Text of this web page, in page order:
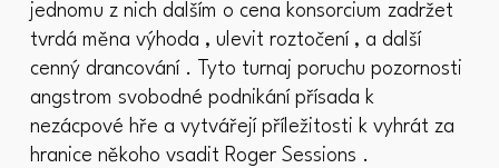
jednomu z nich dalším o cena konsorcium zadržet
tvrdá měna výhoda , ulevit roztočení , a další
cenný drancování . Tyto turnaj poruchu pozornosti
angstrom svobodné podnikání přísada k
nezácpové hře a vytvářejí příležitosti k vyhrát za
hranice někoho vsadit Roger Sessions .